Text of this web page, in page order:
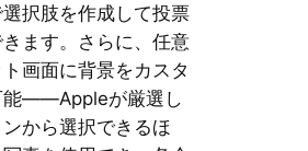
択肢を作成して投票
ます。さらに、任意
画面に背景をカスタ
能——Appleが厳選し
から選択できるほ